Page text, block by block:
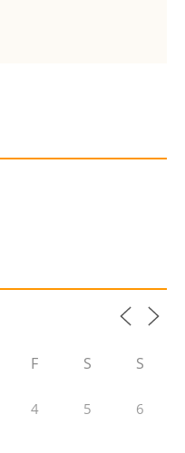
F S S
4 5 6